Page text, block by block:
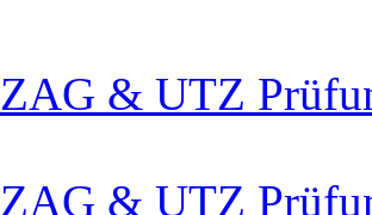
ZAG & UTZ
ZAG & UTZ